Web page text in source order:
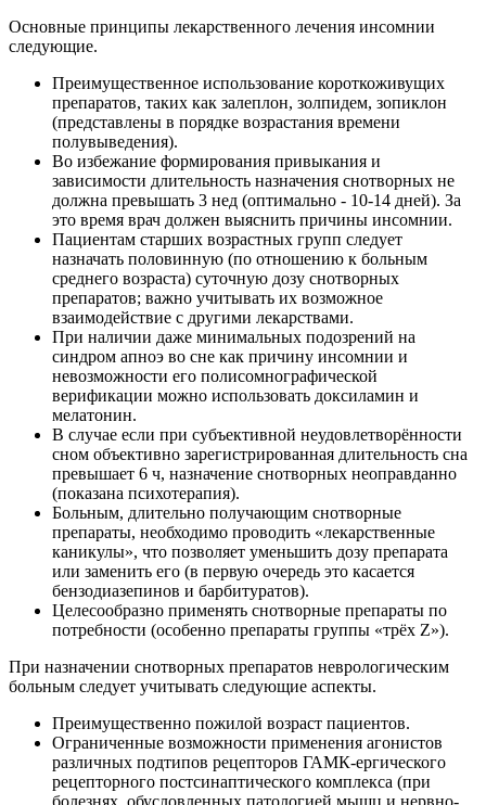
Основные принципы лекарственного лечения инсомнии
следующие.
Преимущественное использование короткоживущих
препаратов, таких как залеплон, золпидем, зопиклон
(представлены в порядке возрастания времени
полувыведения).
Во избежание формирования привыкания и
зависимости длительность назначения снотворных не
должна превышать 3 нед (оптимально - 10-14 дней). За
это время врач должен выяснить причины инсомнии.
Пациентам старших возрастных групп следует
назначать половинную (по отношению к больным
среднего возраста) суточную дозу снотворных
препаратов; важно учитывать их возможное
взаимодействие с другими лекарствами.
При наличии даже минимальных подозрений на
синдром апноэ во сне как причину инсомнии и
невозможности его полисомнографической
верификации можно использовать доксиламин и
мелатонин.
В случае если при субъективной неудовлетворённости
сном объективно зарегистрированная длительность сна
превышает 6 ч, назначение снотворных неоправданно
(показана психотерапия).
Больным, длительно получающим снотворные
препараты, необходимо проводить «лекарственные
каникулы», что позволяет уменьшить дозу препарата
или заменить его (в первую очередь это касается
бензодиазепинов и барбитуратов).
Целесообразно применять снотворные препараты по
потребности (особенно препараты группы «трёх Z»).
При назначении снотворных препаратов неврологическим
больным следует учитывать следующие аспекты.
Преимущественно пожилой возраст пациентов.
Ограниченные возможности применения агонистов
различных подтипов рецепторов ГАМК-ергического
рецепторного постсинаптического комплекса (при
болезнях, обусловленных патологией мышц и нервно-